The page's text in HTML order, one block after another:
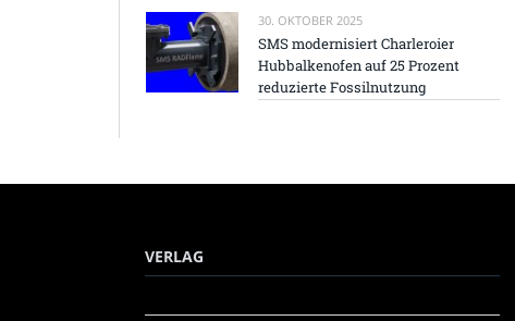
30. OKTOBER 2025
SMS modernisiert Charleroier
Hubbalkenofen auf 25 Prozent
reduzierte Fossilnutzung
VERLAG